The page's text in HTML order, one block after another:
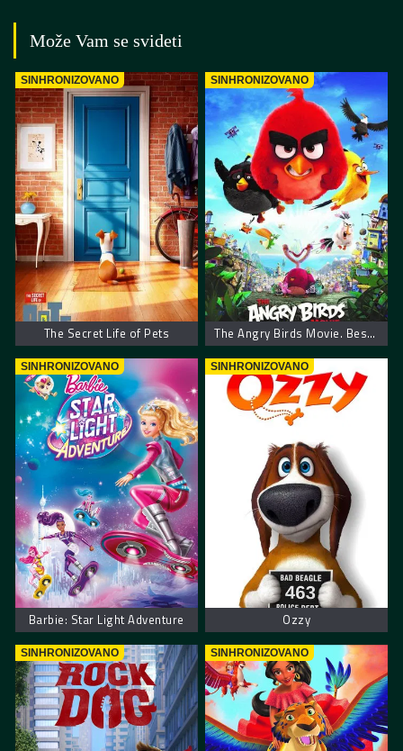
Može Vam se svideti
SINHRONIZOVANO
The Secret Life of Pets
SINHRONIZOVANO
The Angry Birds Movie. Besne Ptice
SINHRONIZOVANO
Barbie: Star Light Adventure
SINHRONIZOVANO
Ozzy
SINHRONIZOVANO SINHRONIZOVANO